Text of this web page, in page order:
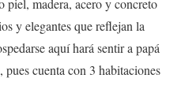
piel, madera, acero y concreto
y elegantes que reflejan la
aquí hará sentir a papá
cuenta con 3 habitaciones